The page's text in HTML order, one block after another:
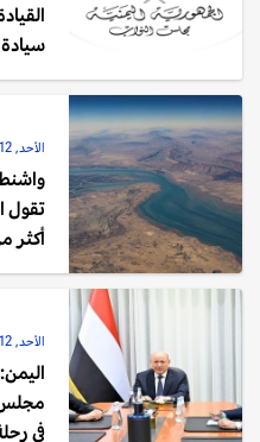
سيادة
الأحد, 12 يوليو, 2026
تقول
أكثر من 140 سفينة
الأحد, 12 يوليو, 2026
مجلس
في